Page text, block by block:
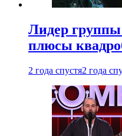
Лидер
плюсы
2 года спустя2 года